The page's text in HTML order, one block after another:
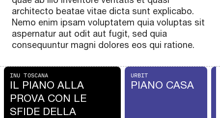
architecto beatae vitae dicta sunt explicabo.
Nemo enim ipsam voluptatem quia voluptas sit
aspernatur aut odit aut fugit, sed quia
consequuntur magni dolores eos qui ratione.
INU TOSCANA
IL PIANO ALLA
PROVA CON LE
SFIDE DELLA
URBIT
PIANO CASA